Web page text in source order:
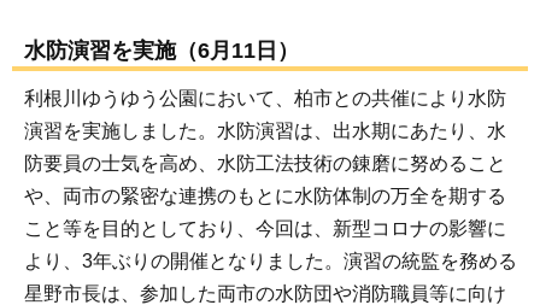
水防演習を実施（6月11日）
利根川ゆうゆう公園において、柏市との共催により水防
演習を実施しました。水防演習は、出水期にあたり、水
防要員の士気を高め、水防工法技術の錬磨に努めること
や、両市の緊密な連携のもとに水防体制の万全を期する
こと等を目的としており、今回は、新型コロナの影響に
より、3年ぶりの開催となりました。演習の統監を務める
星野市長は、参加した両市の水防団や消防職員等に向け